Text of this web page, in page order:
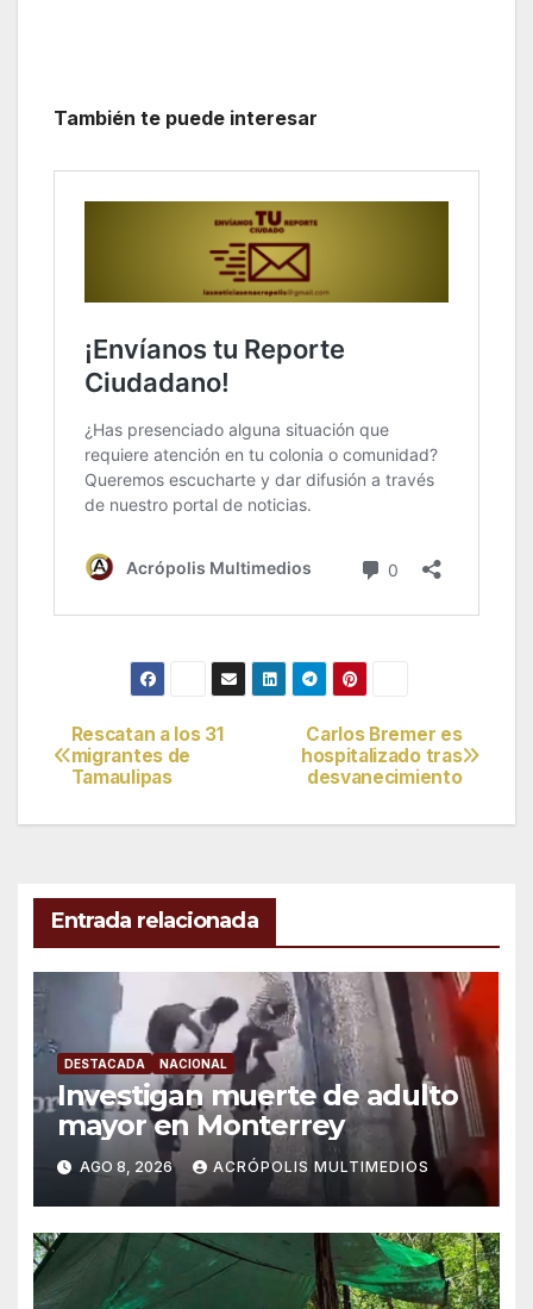
También te puede interesar
Navegación
de
Carlos Bremer es
hospitalizado tras
desvanecimiento
Rescatan a los 31
migrantes de
Tamaulipas
Entrada relacionada
DESTACADA NACIONAL
Investigan muerte de adulto
mayor en Monterrey
AGO 8, 2026 ACRÓPOLIS MULTIMEDIOS